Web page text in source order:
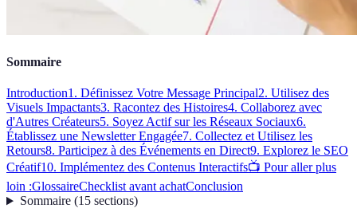
Sommaire
Introduction1. Définissez Votre Message Principal2. Utilisez des
Visuels Impactants3. Racontez des Histoires4. Collaborez avec
d'Autres Créateurs5. Soyez Actif sur les Réseaux Sociaux6.
Établissez une Newsletter Engagée7. Collectez et Utilisez les
Retours8. Participez à des Événements en Direct9. Explorez le SEO
Créatif10. Implémentez des Contenus Interactifs📺 Pour aller plus
loin :GlossaireChecklist avant achatConclusion
Sommaire(15 sections)